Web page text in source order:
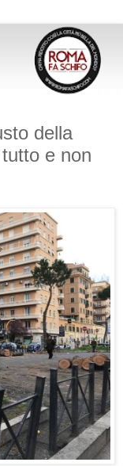
della
e non